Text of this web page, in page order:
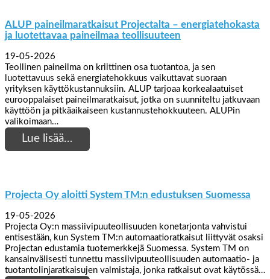
ALUP paineilmaratkaisut Projectalta – energiatehokasta
ja luotettavaa paineilmaa teollisuuteen
19-05-2026
Teollinen paineilma on kriittinen osa tuotantoa, ja sen
luotettavuus sekä energiatehokkuus vaikuttavat suoraan
yrityksen käyttökustannuksiin. ALUP tarjoaa korkealaatuiset
eurooppalaiset paineilmaratkaisut, jotka on suunniteltu jatkuvaan
käyttöön ja pitkäaikaiseen kustannustehokkuuteen. ALUPin
valikoimaan…
Lue lisää…
Projecta Oy aloitti System TM:n edustuksen Suomessa
19-05-2026
Projecta Oy:n massiivipuuteollisuuden konetarjonta vahvistui
entisestään, kun System TM:n automaatioratkaisut liittyvät osaksi
Projectan edustamia tuotemerkkejä Suomessa. System TM on
kansainvälisesti tunnettu massiivipuuteollisuuden automaatio- ja
tuotantolinjaratkaisujen valmistaja, jonka ratkaisut ovat käytössä…